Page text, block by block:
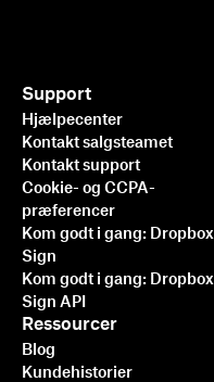
Support
Hjælpecenter
Kontakt salgsteamet
Kontakt support
Cookie- og CCPA-
præferencer
Kom godt i gang: Dropbox
Sign
Kom godt i gang: Dropbox
Sign API
Ressourcer
Blog
Kundehistorier